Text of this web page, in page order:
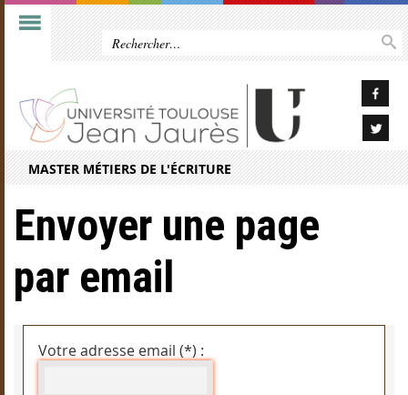
MASTER MÉTIERS DE L'ÉCRITURE
Envoyer une page
par email
Votre adresse email (*) :